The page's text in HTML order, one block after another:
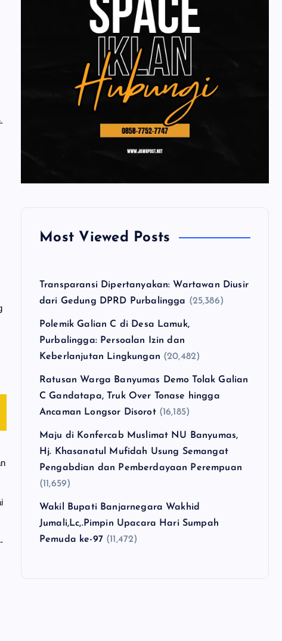
Most Viewed Posts
Transparansi Dipertanyakan: Wartawan Diusir
dari Gedung DPRD Purbalingga (25,386)
Polemik Galian C di Desa Lamuk,
Purbalingga: Persoalan Izin dan
Keberlanjutan Lingkungan (20,482)
Ratusan Warga Banyumas Demo Tolak Galian
C Gandatapa, Truk Over Tonase hingga
Ancaman Longsor Disorot (16,185)
Maju di Konfercab Muslimat NU Banyumas,
Hj. Khasanatul Mufidah Usung Semangat
Pengabdian dan Pemberdayaan Perempuan
(11,659)
Wakil Bupati Banjarnegara Wakhid
Jumali,Lc,.Pimpin Upacara Hari Sumpah
Pemuda ke-97 (11,472)